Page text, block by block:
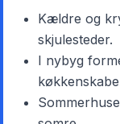
Kældre og
skjulesteder.
I nybyg